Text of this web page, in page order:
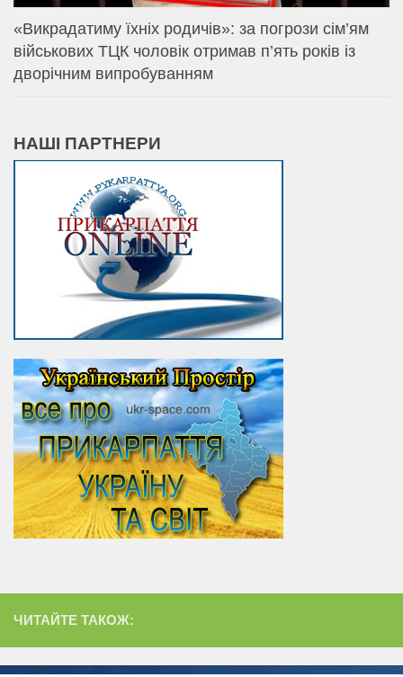
«Викрадатиму їхніх родичів»: за погрози сім’ям
військових ТЦК чоловік отримав п’ять років із
дворічним випробуванням
НАШІ ПАРТНЕРИ
ЧИТАЙТЕ ТАКОЖ: